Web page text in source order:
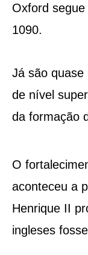
Oxford
1090.
Já são quase
de nível
da formação
O
aconteceu a
Henrique II
ingleses